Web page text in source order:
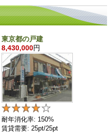
東京都の戸建
8,430,000円
耐年消化率: 150%
賃貸需要: 25pt/25pt